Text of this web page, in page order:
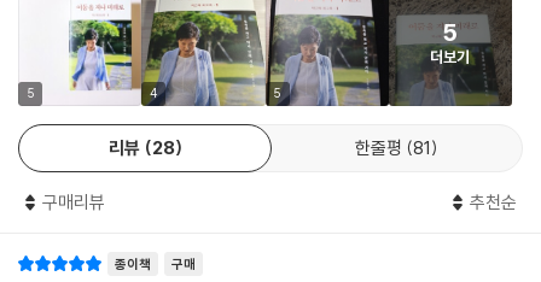
1장에서는 2011년 한나라당 비대위원장을 맡아 19대 총선을 성공적으로
치러낸 이야기를 상세히 소개했다. 서울시장 보궐선거 패배와 '디도스 사
건' 여파로 홍준표 대표가 사퇴하면서 총선을 넉달 앞두고 위기에 빠진 당
을 추스른 그는 패배가 유력했던 2012년 총선에서 예상을 뒤엎고 과반을
넘는 152석을 얻으며 정권 재창출의 토대를 마련했다. 외교안보를 다루는
조치로 개성공단을 전면 중단하기로 결심한 박 전 대통령의 이야기가 긴박
국 국민의 안전보장이 우선이므로, 1, 2차에 걸쳐 출입제한 조치를 통해 개
5 4 5
5
더보기
리뷰 28 한줄평 81
구매리뷰 추천순
종이책 구매